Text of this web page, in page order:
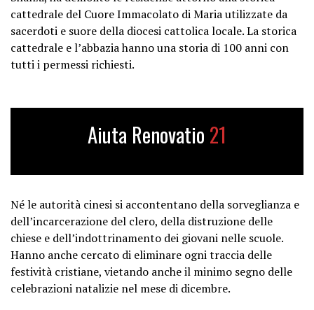
cattedrale del Cuore Immacolato di Maria utilizzate da
sacerdoti e suore della diocesi cattolica locale. La storica
cattedrale e l’abbazia hanno una storia di 100 anni con
tutti i permessi richiesti.
Aiuta Renovatio 21
Né le autorità cinesi si accontentano della sorveglianza e
dell’incarcerazione del clero, della distruzione delle
chiese e dell’indottrinamento dei giovani nelle scuole.
Hanno anche cercato di eliminare ogni traccia delle
festività cristiane, vietando anche il minimo segno delle
celebrazioni natalizie nel mese di dicembre.